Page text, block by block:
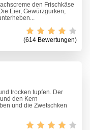
den Frischkäse
Eier, Gewürzgurken,
(614 Bewertungen)
trocken tupfen. Der
den Kern
und die Zwetschken